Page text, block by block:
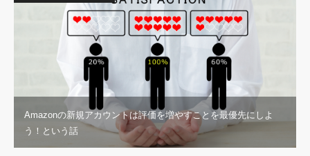
Amazonの新規アカウントは評価を増やすことを最優先にしよ
う！という話